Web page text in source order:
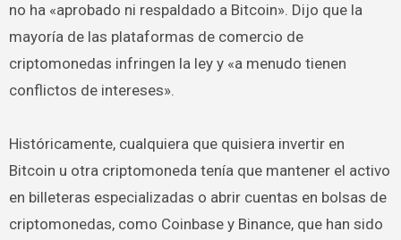
no ha «aprobado ni respaldado a Bitcoin». Dijo que la
mayoría de las plataformas de comercio de
criptomonedas infringen la ley y «a menudo tienen
conflictos de intereses».
Históricamente, cualquiera que quisiera invertir en
Bitcoin u otra criptomoneda tenía que mantener el activo
en billeteras especializadas o abrir cuentas en bolsas de
criptomonedas, como Coinbase y Binance, que han sido